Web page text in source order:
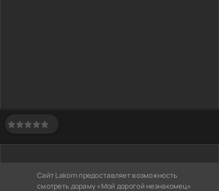
Сайт Lakorn предоставляет возможность
смотреть дораму «Мой дорогой незнакомец»